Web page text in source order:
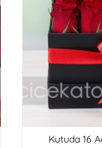
Kutuda 16